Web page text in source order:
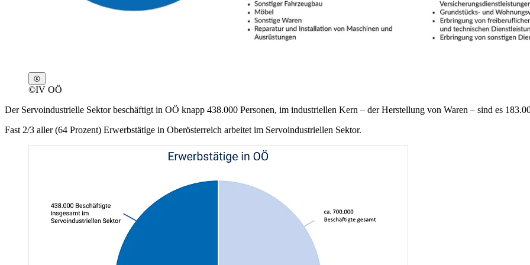
©IV OÖ
Der Servoindustrielle Sektor beschäftigt in OÖ knapp 438.000 Personen, im industriellen Kern – der Herstellung von Waren – sind es
Fast 2/3 aller (64 Prozent) Erwerbstätige in Oberösterreich arbeitet im Servoindustriellen Sektor.